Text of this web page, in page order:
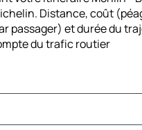
Distance, coût
passager) et durée du
du trafic routier